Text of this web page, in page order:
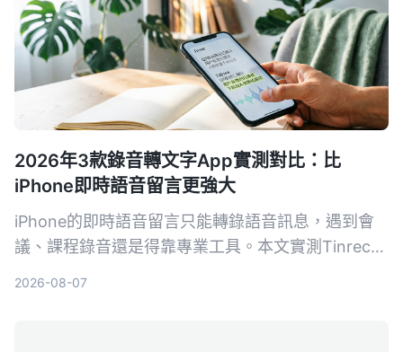
2026年3款錄音轉文字App實測對比：比
iPhone即時語音留言更強大
iPhone的即時語音留言只能轉錄語音訊息，遇到會
議、課程錄音還是得靠專業工具。本文實測Tinrec、
2026-08-07